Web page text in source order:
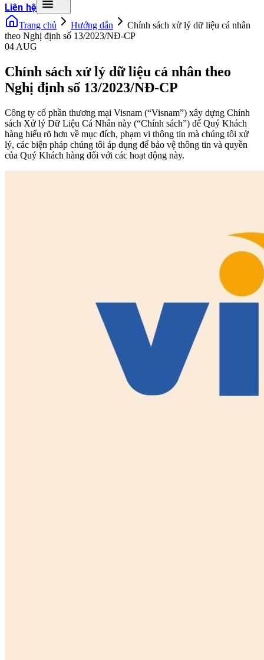
Liên hệ
Trang chủ Hướng dẫn
Chính sách xử lý dữ liệu cá nhân
theo Nghị định số 13/2023/NĐ-CP
04 AUG
Chính sách xử lý dữ liệu cá nhân theo
Nghị định số 13/2023/NĐ-CP
Công ty cổ phần thương mại Visnam (“Visnam”) xây dựng Chính
sách Xử lý Dữ Liệu Cá Nhân này (“Chính sách”) để Quý Khách
hàng hiểu rõ hơn về mục đích, phạm vi thông tin mà chúng tôi xử
lý, các biện pháp chúng tôi áp dụng để bảo vệ thông tin và quyền
của Quý Khách hàng đối với các hoạt động này.